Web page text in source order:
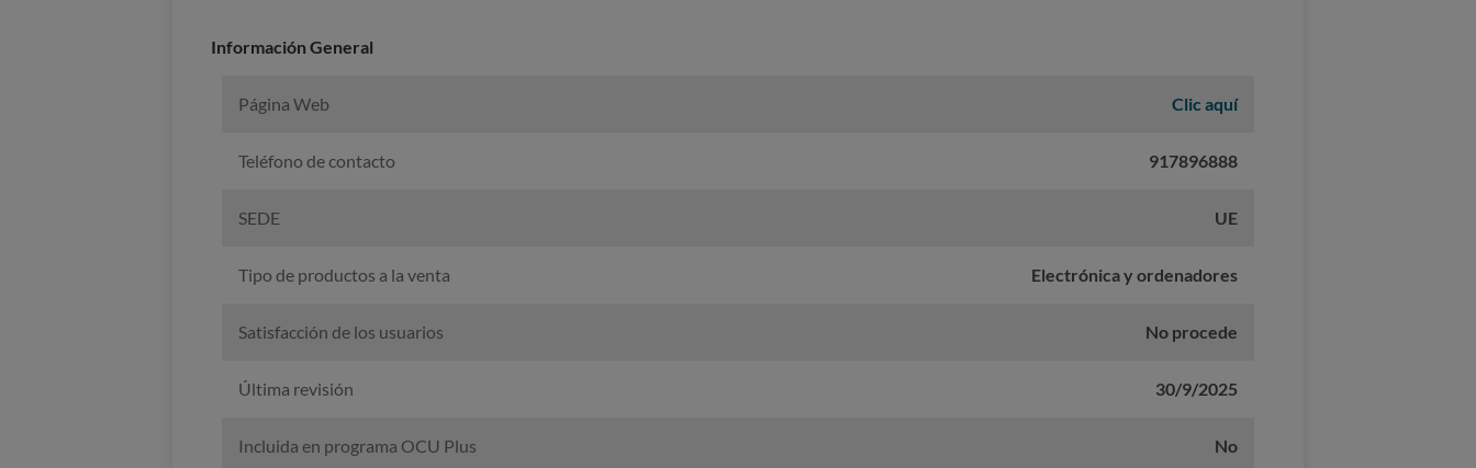
Información General
Página Web Clic aquí
Teléfono de contacto 917896888
SEDE UE
Tipo de productos a la venta Electrónica y ordenadores
Satisfacción de los usuarios No procede
Última revisión 30/9/2025
Incluida en programa OCU Plus No